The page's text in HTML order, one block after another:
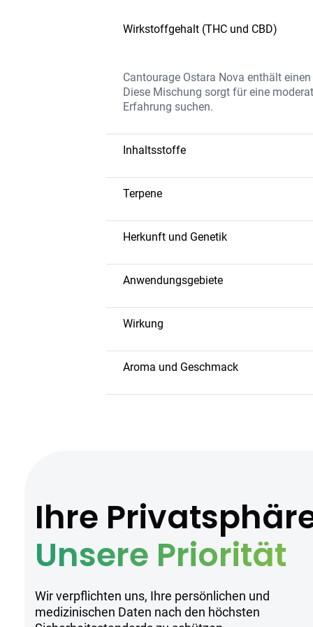
Wirkstoffgehalt (THC und CBD)
Cantourage Ostara Nova enthält
Diese Mischung sorgt für eine
Erfahrung suchen.
Inhaltsstoffe
Die Blüten bestehen hauptsächlich
Aroma und die therapeutische
Terpene
Limonen: Frische Zitrusnoten, die
Caryophyllen: Verleiht der Sorte
Herkunft und Genetik
Cantourage Ostara Nova ist eine
entstanden ist. Diese Sorte hat ein
Anwendungsgebiete
Diese Sorte wird häufig bei Stress,
sowohl für den Tag als auch für den
Wirkung
Cantourage Ostara Nova sorgt für
klar bleibt. Sie eignet sich für Nutzer,
Aroma und Geschmack
Zitrus
Cantourage setzt auf nachhaltige
Produktqualität zu gewährleisten.
Ihre
Unsere Priorität
Wir verpflichten uns, Ihre persönlichen und
medizinischen Daten nach den höchsten